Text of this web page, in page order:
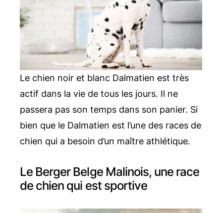
Le chien noir et blanc Dalmatien est très
actif dans la vie de tous les jours. Il ne
passera pas son temps dans son panier. Si
bien que le Dalmatien est l’une des races de
chien qui a besoin d’un maître athlétique.
Le Berger Belge Malinois, une race
de chien qui est sportive